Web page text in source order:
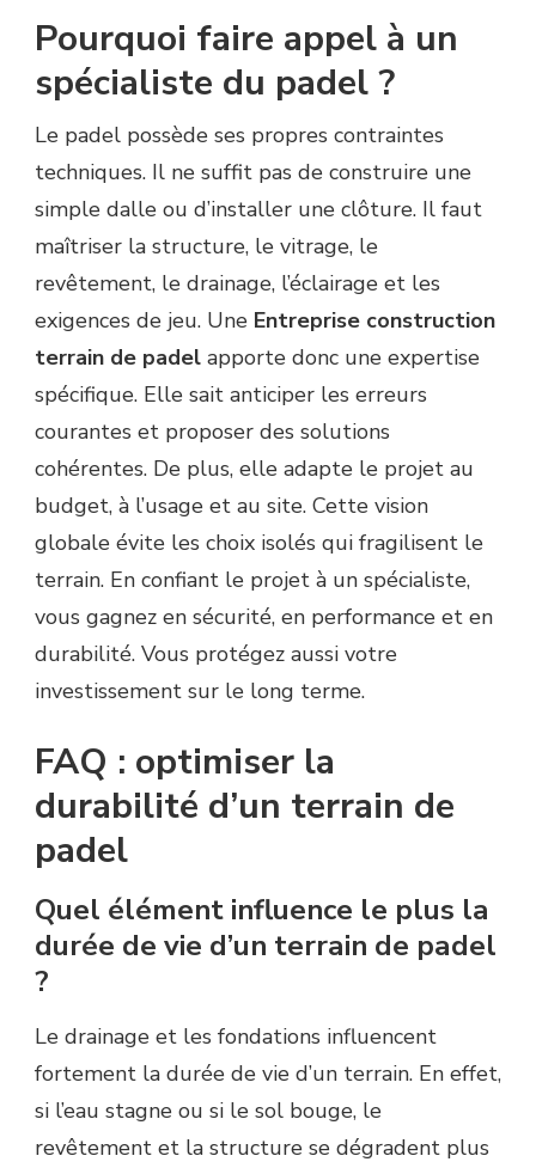
Pourquoi faire appel à un
spécialiste du padel ?
Le padel possède ses propres contraintes
techniques. Il ne suffit pas de construire une
simple dalle ou d’installer une clôture. Il faut
maîtriser la structure, le vitrage, le
revêtement, le drainage, l’éclairage et les
exigences de jeu. Une Entreprise construction
terrain de padel apporte donc une expertise
spécifique. Elle sait anticiper les erreurs
courantes et proposer des solutions
cohérentes. De plus, elle adapte le projet au
budget, à l’usage et au site. Cette vision
globale évite les choix isolés qui fragilisent le
terrain. En confiant le projet à un spécialiste,
vous gagnez en sécurité, en performance et en
durabilité. Vous protégez aussi votre
investissement sur le long terme.
FAQ : optimiser la
durabilité d’un terrain de
padel
Quel élément influence le plus la
durée de vie d’un terrain de padel
?
Le drainage et les fondations influencent
fortement la durée de vie d’un terrain. En effet,
si l’eau stagne ou si le sol bouge, le
revêtement et la structure se dégradent plus